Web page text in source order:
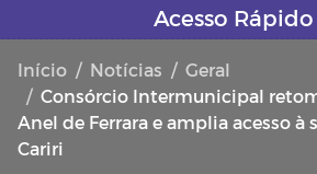
Acesso Rápido
Início Notícias
Geral
Consórcio Intermunicipal
Anel de Ferrara e amplia acesso à
Cariri